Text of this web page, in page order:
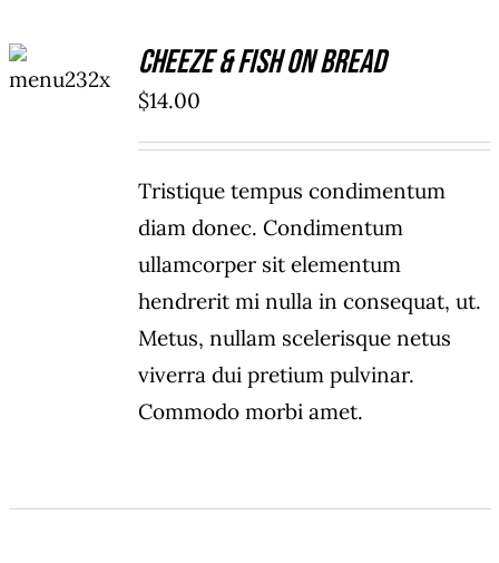
CART
/
Cheeze & Fish On Bread
$14.00
Tristique tempus condimentum
diam donec. Condimentum
ullamcorper sit elementum
hendrerit mi nulla in consequat, ut.
Metus, nullam scelerisque netus
viverra dui pretium pulvinar.
Commodo morbi amet.